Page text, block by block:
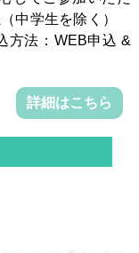
中学生を除く）
法：WEB申込 &
詳細はこちら